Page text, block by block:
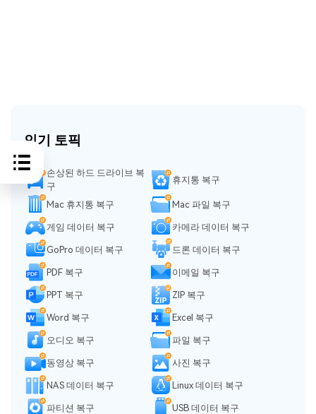
인기 토픽
손상된 하드 드라이브 복
구
휴지통 복구
Mac 휴지통 복구 Mac 파일 복구
게임 데이터 복구 카메라 데이터 복구
GoPro 데이터 복구 드론 데이터 복구
PDF 복구 이메일 복구
PPT 복구 ZIP 복구
Word 복구 Excel 복구
오디오 복구 파일 복구
동영상 복구 사진 복구
NAS 데이터 복구 Linux 데이터 복구
파티션 복구 USB 데이터 복구